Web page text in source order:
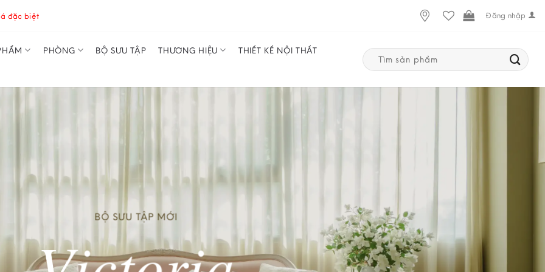
đặc biệt Đăng nhập
PHÒNG BỘ SƯU TẬP THƯƠNG HIỆU THIẾT KẾ NỘI THẤT
Search
for:
BỘ SƯU TẬP MỚI